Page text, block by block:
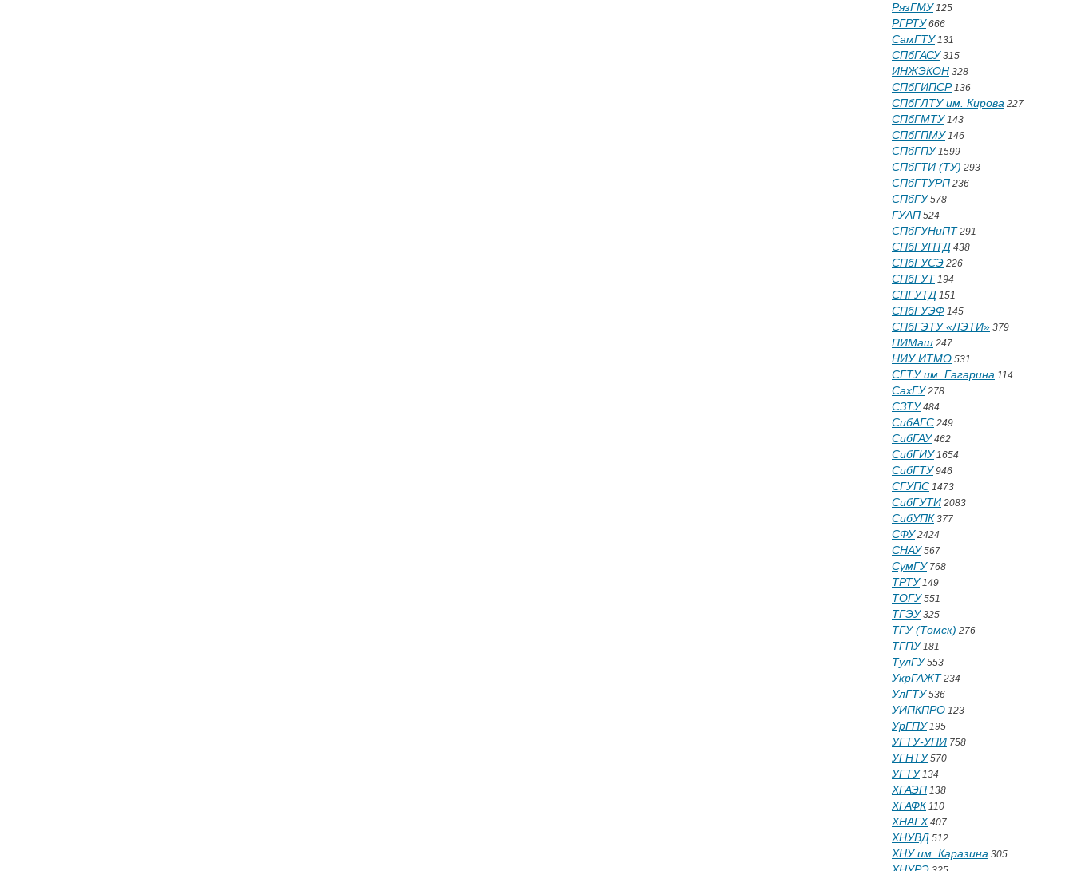
РязГМУ125
РГРТУ666
СамГТУ131
СПбГАСУ315
ИНЖЭКОН 328
СПбГИПСР136
СПбГЛТУ им. Кирова 227
СПбГМТУ143
СПбГПМУ146
СПбГПУ1599
СПбГТИ (ТУ) 293
СПбГТУРП 236
СПбГУ578
ГУАП 524
СПбГУНиПТ 291
СПбГУПТД 438
СПбГУСЭ 226
СПбГУТ 194
СПГУТД 151
СПбГУЭФ 145
СПбГЭТУ «ЛЭТИ» 379
ПИМаш 247
НИУ ИТМО 531
СГТУ им. Гагарина 114
СахГУ278
СЗТУ484
СибАГС 249
СибГАУ462
СибГИУ1654
СибГТУ946
СГУПС 1473
СибГУТИ 2083
СибУПК 377
СФУ2424
СНАУ567
СумГУ768
ТРТУ149
ТОГУ551
ТГЭУ325
ТГУ (Томск) 276
ТГПУ181
ТулГУ553
УкрГАЖТ 234
УлГТУ536
УИПКПРО 123
УрГПУ195
УГТУ-УПИ 758
УГНТУ570
УГТУ134
ХГАЭП 138
ХГАФК 110
ХНАГХ 407
ХНУВД 512
ХНУ им. Каразина 305